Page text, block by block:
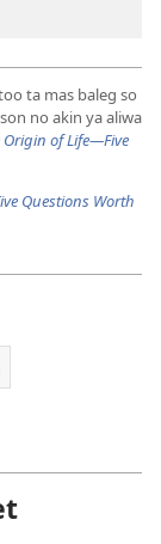
ta mas baleg so
no akin ya aliwa
Origin of Life—Five
Questions Worth